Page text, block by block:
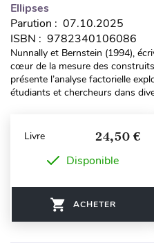
Ellipses
Parution : 07.10.2025
ISBN : 9782340106086
Nunnally et Bernstein (1994),
cœur de la mesure des
présente l’analyse factorielle
étudiants et chercheurs dans
Livre 24,50 €
Disponible
ACHETER